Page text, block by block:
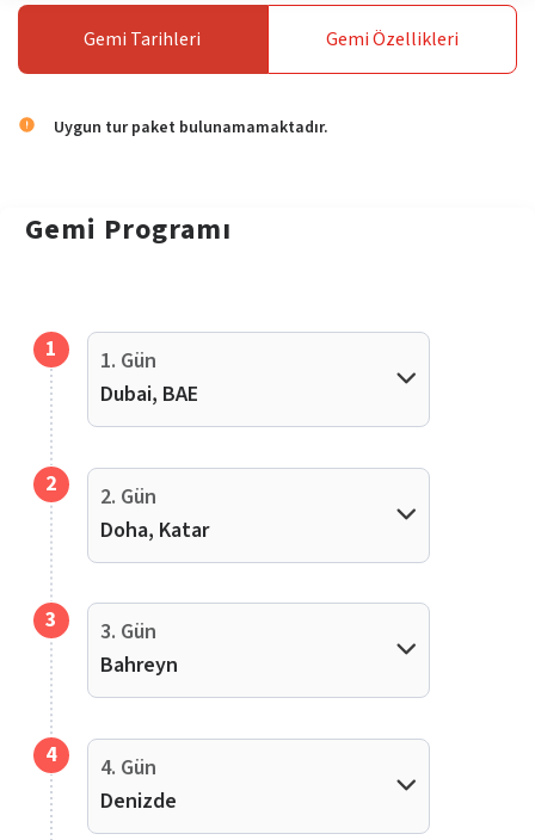
Gemi Tarihleri GemiÖzellikleri
Uygun tur paket bulunamamaktadır.
Gemi Programı
1
1. Gün
Dubai, BAE
2
2. Gün
Doha, Katar
3
3. Gün
Bahreyn
4
4. Gün
Denizde